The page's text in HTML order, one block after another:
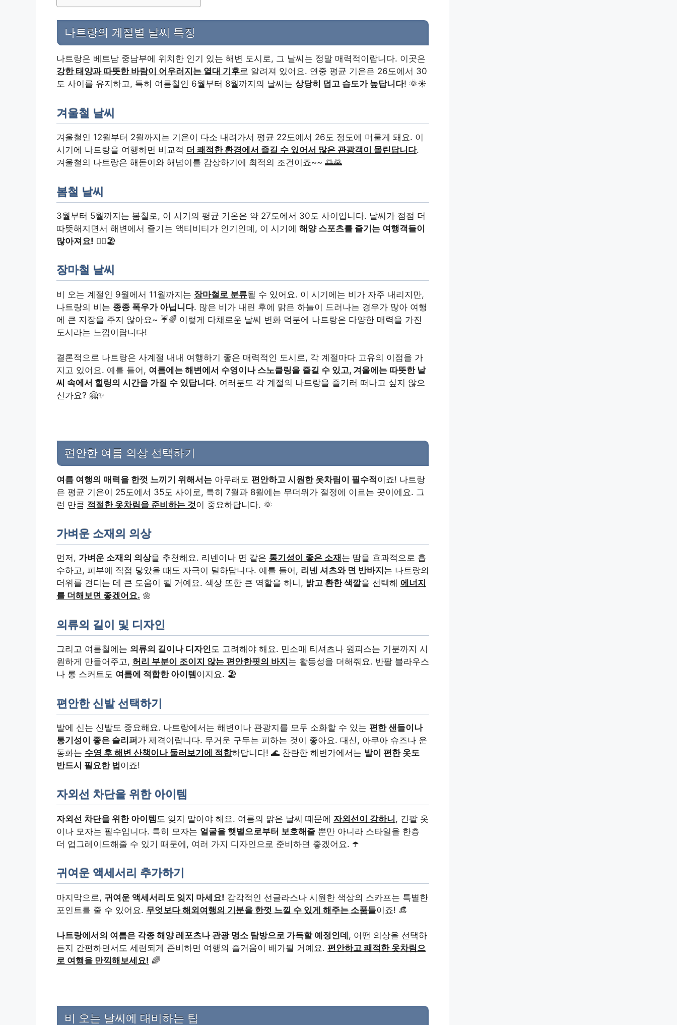
나트랑의 계절별 날씨 특징
나트랑은 베트남 중남부에 위치한 인기 있는 해변 도시로, 그 날씨는 정말 매력적이랍니다. 이곳은
강한 태양과 따뜻한 바람이 어우러지는 열대 기후로 알려져 있어요. 연중 평균 기온은 26도에서 30
도 사이를 유지하고, 특히 여름철인 6월부터 8월까지의 날씨는 상당히 덥고 습도가 높답니다! 🌞☀️
겨울철 날씨
겨울철인 12월부터 2월까지는 기온이 다소 내려가서 평균 22도에서 26도 정도에 머물게 돼요. 이
시기에 나트랑을 여행하면 비교적 더 쾌적한 환경에서 즐길 수 있어서 많은 관광객이 몰린답니다.
겨울철의 나트랑은 해돋이와 해넘이를 감상하기에 최적의 조건이죠~~ 🌅🌄
봄철 날씨
3월부터 5월까지는 봄철로, 이 시기의 평균 기온은 약 27도에서 30도 사이입니다. 날씨가 점점 더
따뜻해지면서 해변에서 즐기는 액티비티가 인기인데, 이 시기에 해양 스포츠를 즐기는 여행객들이
많아져요! 🏄‍♂️🏖️
장마철 날씨
비 오는 계절인 9월에서 11월까지는 장마철로 분류될 수 있어요. 이 시기에는 비가 자주 내리지만,
나트랑의 비는 종종 폭우가 아닙니다. 많은 비가 내린 후에 맑은 하늘이 드러나는 경우가 많아 여행
에 큰 지장을 주지 않아요~ ☔🌈 이렇게 다채로운 날씨 변화 덕분에 나트랑은 다양한 매력을 가진
도시라는 느낌이랍니다!
결론적으로 나트랑은 사계절 내내 여행하기 좋은 매력적인 도시로, 각 계절마다 고유의 이점을 가
지고 있어요. 예를 들어, 여름에는 해변에서 수영이나 스노클링을 즐길 수 있고, 겨울에는 따뜻한 날
씨 속에서 힐링의 시간을 가질 수 있답니다. 여러분도 각 계절의 나트랑을 즐기러 떠나고 싶지 않으
신가요? 🤗✨
편안한 여름 의상 선택하기
여름 여행의 매력을 한껏 느끼기 위해서는 아무래도 편안하고 시원한 옷차림이 필수적이죠! 나트랑
은 평균 기온이 25도에서 35도 사이로, 특히 7월과 8월에는 무더위가 절정에 이르는 곳이에요. 그
런 만큼 적절한 옷차림을 준비하는 것이 중요하답니다. 🌞
가벼운 소재의 의상
먼저, 가벼운 소재의 의상을 추천해요. 리넨이나 면 같은 통기성이 좋은 소재 는 땀을 효과적으로 흡
수하고, 피부에 직접 닿았을 때도 자극이 덜하답니다. 예를 들어, 리넨 셔츠와 면 반바지 는 나트랑의
더위를 견디는 데 큰 도움이 될 거예요. 색상 또한 큰 역할을 하니, 밝고 환한 색깔을 선택해 에너지
를 더해보면 좋겠어요. 🌼
의류의 길이 및 디자인
그리고 여름철에는 의류의 길이나 디자인도 고려해야 해요. 민소매 티셔츠나 원피스는 기분까지 시
원하게 만들어주고, 허리 부분이 조이지 않는 편안한핏의 바지 는 활동성을 더해줘요. 반팔 블라우스
나 롱 스커트도 여름에 적합한 아이템 이지요. 🏖️
편안한 신발 선택하기
발에 신는 신발도 중요해요. 나트랑에서는 해변이나 관광지를 모두 소화할 수 있는 편한 샌들이나
통기성이 좋은 슬리퍼가 제격이랍니다. 무거운 구두는 피하는 것이 좋아요. 대신, 아쿠아 슈즈나 운
동화는 수영 후 해변 산책이나 둘러보기에 적합하답니다! 🌊 찬란한 해변가에서는 발이 편한 옷도
반드시 필요한 법이죠!
자외선 차단을 위한 아이템
자외선 차단을 위한 아이템 도 잊지 말아야 해요. 여름의 맑은 날씨 때문에 자외선이 강하니, 긴팔 옷
이나 모자는 필수입니다. 특히 모자는 얼굴을 햇볕으로부터 보호해줄 뿐만 아니라 스타일을 한층
더 업그레이드해줄 수 있기 때문에, 여러 가지 디자인으로 준비하면 좋겠어요. ☂️
귀여운 액세서리 추가하기
마지막으로, 귀여운 액세서리도 잊지 마세요! 감각적인 선글라스나 시원한 색상의 스카프는 특별한
포인트를 줄 수 있어요. 무엇보다 해외여행의 기분을 한껏 느낄 수 있게 해주는 소품들이죠! 👒
나트랑에서의 여름은 각종 해양 레포츠나 관광 명소 탐방으로 가득할 예정인데 , 어떤 의상을 선택하
든지 간편하면서도 세련되게 준비하면 여행의 즐거움이 배가될 거예요. 편안하고 쾌적한 옷차림으
로 여행을 만끽해보세요! 🌈
비 오는 날씨에 대비하는 팁